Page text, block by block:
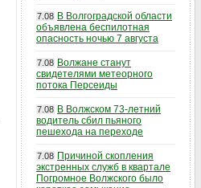
7.08 В Волгоградской области
объявлена беспилотная
опасность ночью 7 августа
7.08 Волжане станут
свидетелями метеорного
потока Персеиды
7.08 В Волжском 73-летний
водитель сбил пьяного
пешехода на переходе
7.08 Причиной скопления
экстренных служб в квартале
Погромное Волжского было